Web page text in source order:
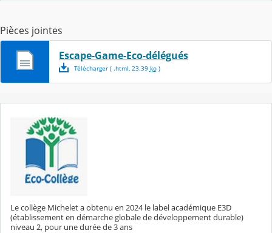
Pièces jointes
Escape-Game-Eco-délégués
Télécharger( .html 23.39 ko)
Le collège Michelet a obtenu en 2024 le label académique E3D
(établissement en démarche globale de développement durable)
niveau 2, pour une durée de 3 ans